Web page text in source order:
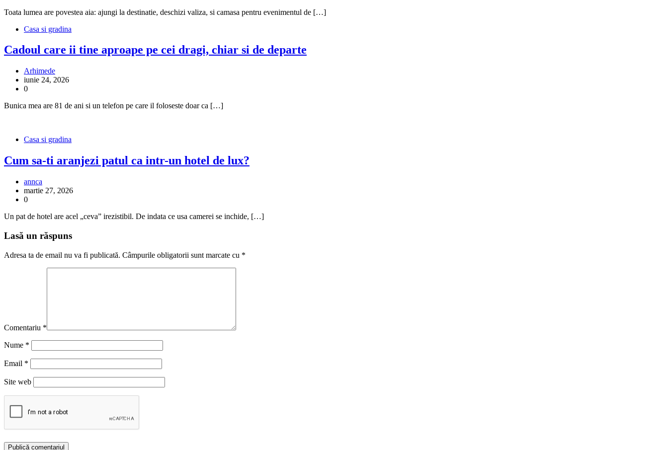
Toata lumea are povestea aia: ajungi la destinatie, deschizi valiza, si camasa pentru evenimentul de […]
Casa si gradina
Cadoul care ii tine aproape pe cei dragi, chiar si de departe
Arhimede
iunie 24, 2026
0
Bunica mea are 81 de ani si un telefon pe care il foloseste doar ca […]
Casa si gradina
Cum sa-ti aranjezi patul ca intr-un hotel de lux?
annca
martie 27, 2026
0
Un pat de hotel are acel „ceva” irezistibil. De indata ce usa camerei se inchide, […]
Lasă un răspuns
Adresa ta de email nu va fi publicată. Câmpurile obligatorii sunt marcate cu *
Comentariu *
Nume *
Email *
Site web